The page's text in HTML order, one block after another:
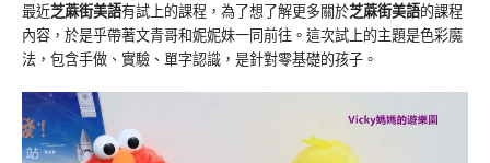
最近芝蔴街美語有試上的課程，為了想了解更多關於芝蔴街美語的課程
內容，於是乎帶著文青哥和妮妮妹一同前往。這次試上的主題是色彩魔
法，包含手做、實驗、單字認識，是針對零基礎的孩子。